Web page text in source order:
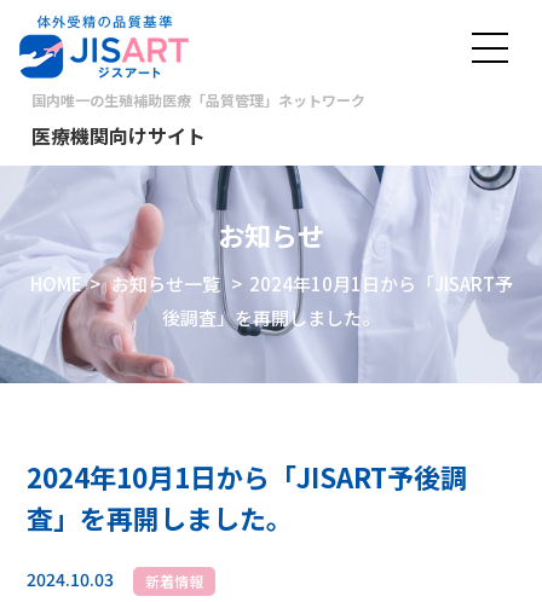
国内唯一の生殖補助医療「品質管理」ネットワーク
医療機関向けサイト
お知らせ
HOME>お知らせ一覧> 2024年10月1日から「JISART予
後調査」を再開しました。
2024年10月1日から「JISART予後調
査」を再開しました。
2024.10.03 新着情報